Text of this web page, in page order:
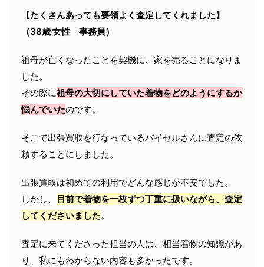
【たくさんあっても要領よく査定してくれました】
（38歳 女性 事務員）
祖母が亡くなったことを契機に、家を売ることになりま
した。
その際に祖母の大切にしていた着物をどのようにするか
悩んでいたのです。
そこで出張買取を行なっているバイセルさんに査定の依
頼することにしました。
出張買取は初めての利用でどんな感じか不安でした。
しかし、
目前で着物を一枚ずつ丁重に扱いながら、査定
してくださいました。
査定に来てくださった担当の人は、相当着物の知識があ
り、私にもわからない内容も多かったです。